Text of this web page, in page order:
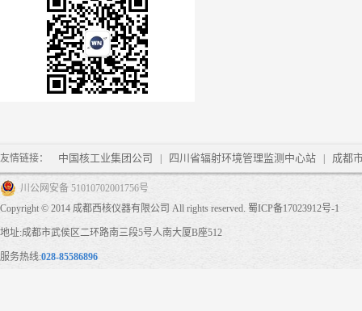
友情链接： 中国核工业集团公司 | 四川省辐射环境管理监测中心站 | 成都
川公网安备 51010702001756号
Copyright © 2014 成都西核仪器有限公司 All rights reserved. 蜀ICP备17023912号-1
地址:成都市武侯区二环路南三段5号人南大厦B座512
服务热线:028-85586896